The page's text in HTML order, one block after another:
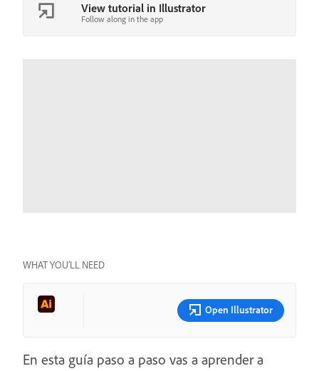
View tutorial in Illustrator
Follow along in the app
WHAT YOU’LL NEED
Open Illustrator
En esta guía paso a paso vas a aprender a